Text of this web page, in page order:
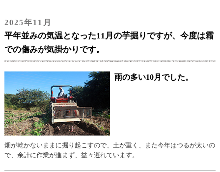
2025年11月
平年並みの気温となった11月の芋掘りですが、今度は霜
での傷みが気掛かりです。
雨の多い10月でした。
畑が乾かないままに掘り起こすので、土が重く、また今年はつるが太いの
で、余計に作業が進まず、益々遅れています。